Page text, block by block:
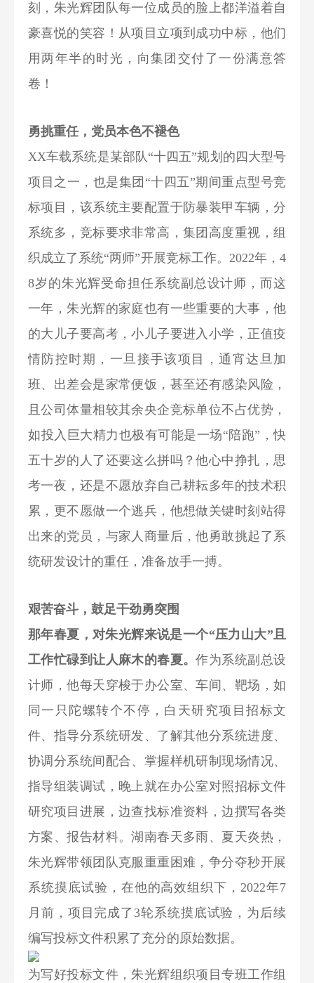
刻，朱光辉团队每一位成员的脸上都洋溢着自
豪喜悦的笑容！从项目立项到成功中标，他们
用两年半的时光，向集团交付了一份满意答
卷！
勇挑重任，党员本色不褪色
XX车载系统是某部队“十四五”规划的四大型号
项目之一，也是集团“十四五”期间重点型号竞
标项目，该系统主要配置于防暴装甲车辆，分
系统多，竞标要求非常高，集团高度重视，组
织成立了系统“两师”开展竞标工作。2022年，4
8岁的朱光辉受命担任系统副总设计师，而这
一年，朱光辉的家庭也有一些重要的大事，他
的大儿子要高考，小儿子要进入小学，正值疫
情防控时期，一旦接手该项目，通宵达旦加
班、出差会是家常便饭，甚至还有感染风险，
且公司体量相较其余央企竞标单位不占优势，
如投入巨大精力也极有可能是一场“陪跑”，快
五十岁的人了还要这么拼吗？他心中挣扎，思
考一夜，还是不愿放弃自己耕耘多年的技术积
累，更不愿做一个逃兵，他想做关键时刻站得
出来的党员，与家人商量后，他勇敢挑起了系
统研发设计的重任，准备放手一搏。
艰苦奋斗，鼓足干劲勇突围
那年春夏，对朱光辉来说是一个“压力山大”且
工作忙碌到让人麻木的春夏。作为系统副总设
计师，他每天穿梭于办公室、车间、靶场，如
同一只陀螺转个不停，白天研究项目招标文
件、指导分系统研发、了解其他分系统进度、
协调分系统间配合、掌握样机研制现场情况、
指导组装调试，晚上就在办公室对照招标文件
研究项目进展，边查找标准资料，边撰写各类
方案、报告材料。湖南春天多雨、夏天炎热，
朱光辉带领团队克服重重困难，争分夺秒开展
系统摸底试验，在他的高效组织下，2022年7
月前，项目完成了3轮系统摸底试验，为后续
编写投标文件积累了充分的原始数据。
为写好投标文件，朱光辉组织项目专班工作组